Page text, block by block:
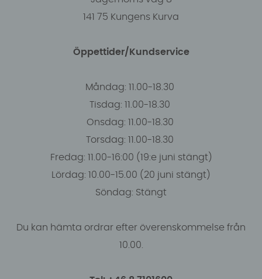
141 75 Kungens Kurva
Öppettider/Kundservice
Måndag: 11.00-18.30
Tisdag: 11.00-18.30
Onsdag: 11.00-18.30
Torsdag: 11.00-18.30
Fredag: 11.00-16:00 (19:e juni stängt)
Lördag: 10.00-15.00 (20 juni stängt)
Söndag: Stängt
Du kan hämta ordrar efter överenskommelse från
10.00.